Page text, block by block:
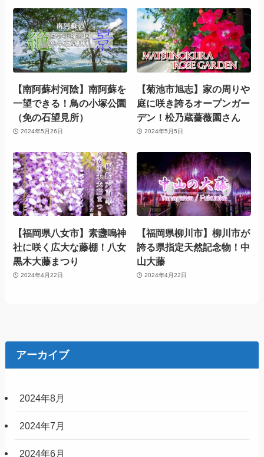
【南阿蘇村河陰】南阿蘇を
一望できる！鳥の小塚公園
（免の石望見所）
2024年5月26日
【菊池市旭志】家の周りや
庭に咲き誇るオープンガー
デン！松乃蔵薔薇園さん
2024年5月5日
【福岡県八女市】素盞嗚神
社に咲く広大な藤棚！八女
黒木大藤まつり
2024年4月22日
【福岡県柳川市】柳川市が
誇る県指定天然記念物！中
山大藤
2024年4月22日
アーカイブ
2024年8月
2024年7月
2024年6月